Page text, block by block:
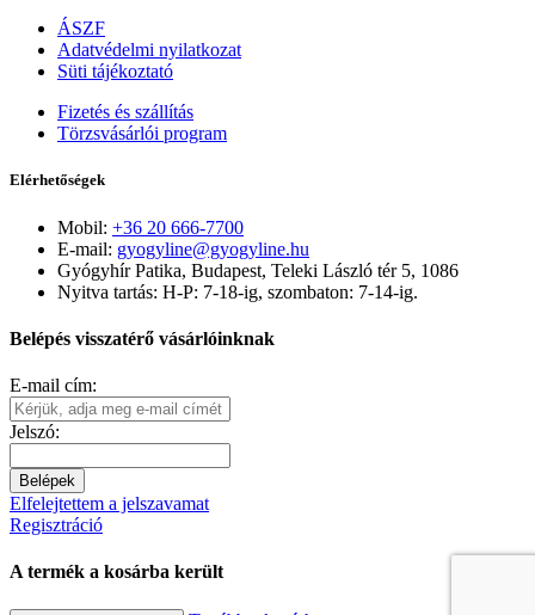
ÁSZF
Adatvédelmi nyilatkozat
Süti tájékoztató
Fizetés és szállítás
Törzsvásárlói program
Elérhetőségek
Mobil: +36 20 666-7700
E-mail: gyogyline@gyogyline.hu
Gyógyhír Patika, Budapest, Teleki László tér 5, 1086
Nyitva tartás: H-P: 7-18-ig, szombaton: 7-14-ig.
Belépés visszatérő vásárlóinknak
E-mail cím:
Jelszó:
Belépek
Elfelejtettem a jelszavamat
Regisztráció
A termék a kosárba került